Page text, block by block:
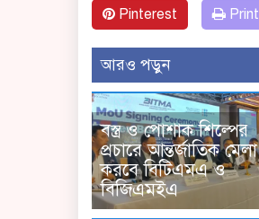
Pinterest Print
আরও পড়ুন
বস্ত্র ও পোশাক শিল্পের
প্রচারে আন্তর্জাতিক মেলা
করবে বিটিএমএ ও
বিজিএমইএ